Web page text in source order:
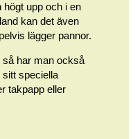
upp och i en
kan det även
lägger pannor.
så har man också
speciella
takpapp eller